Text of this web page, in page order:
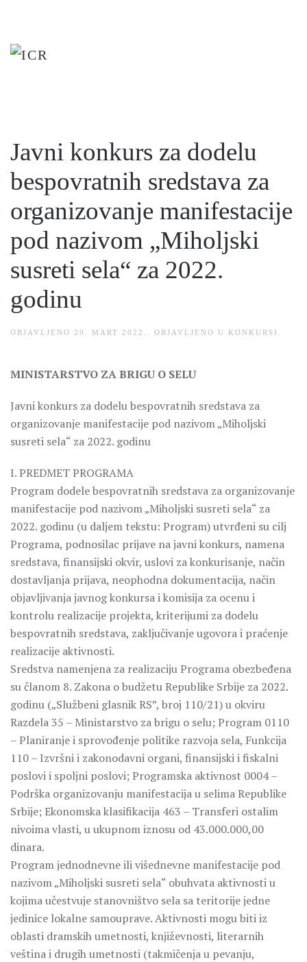
to
Javni konkurs za dodelu
bespovratnih sredstava za
organizovanje manifestacije
pod nazivom „Miholjski
susreti sela“ za 2022.
godinu
OBJAVLJENO 29. MART 2022. . OBJAVLJENO U KONKURSI
MINISTARSTVO ZA BRIGU O SELU
Javni konkurs za dodelu bespovratnih sredstava za
organizovanje manifestacije pod nazivom „Miholjski
susreti sela“ za 2022. godinu
I. PREDMET PROGRAMA
Program dodele bespovratnih sredstava za organizovanje
manifestacije pod nazivom „Miholjski susreti sela“ za
2022. godinu (u daljem tekstu: Program) utvrđeni su cilj
Programa, podnosilac prijave na javni konkurs, namena
sredstava, finansijski okvir, uslovi za konkurisanje, način
dostavljanja prijava, neophodna dokumentacija, način
objavljivanja javnog konkursa i komisija za ocenu i
kontrolu realizacije projekta, kriterijumi za dodelu
bespovratnih sredstava, zaključivanje ugovora i praćenje
realizacije aktivnosti.
Sredstva namenjena za realizaciju Programa obezbeđena
su članom 8. Zakona o budžetu Republike Srbije za 2022.
godinu („Službeni glasnik RS”, broj 110/21) u okviru
Razdela 35 – Ministarstvo za brigu o selu; Program 0110
– Planiranje i sprovođenje politike razvoja sela, Funkcija
110 – Izvršni i zakonodavni organi, finansijski i fiskalni
poslovi i spoljni poslovi; Programska aktivnost 0004 –
Podrška organizovanju manifestacija u selima Republike
Srbije; Ekonomska klasifikacija 463 – Transferi ostalim
nivoima vlasti, u ukupnom iznosu od 43.000.000,00
dinara.
Program jednodnevne ili višednevne manifestacije pod
nazivom „Miholjski susreti sela“ obuhvata aktivnosti u
kojima učestvuje stanovništvo sela sa teritorije jedne
jedinice lokalne samouprave. Aktivnosti mogu biti iz
oblasti dramskih umetnosti, književnosti, literarnih
veština i drugih umetnosti (takmičenja u pevanju,